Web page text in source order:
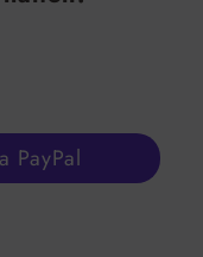
PayPal